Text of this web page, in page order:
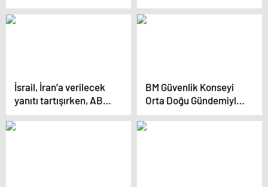
çatışmalarında
AKP’nin sessizliği
belirliyor
İsrail, İran’a verilecek
yanıtı tartışırken, ABD
ve müttefikleri savaşı
durdurabilir mi?
BM Güvenlik Konseyi
Orta Doğu Gündemiyle
Toplandı